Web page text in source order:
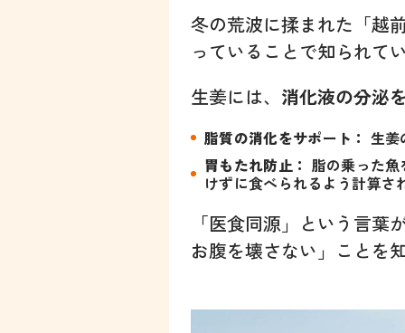
冬の荒波に揉まれた「越
っていることで知られて
生姜には、 消化液の分泌
脂質の消化をサポート： 生姜
胃もたれ防止： 脂の乗った
けずに食べられるよう計算さ
「医食同源」という言
お腹を壊さない」ことを